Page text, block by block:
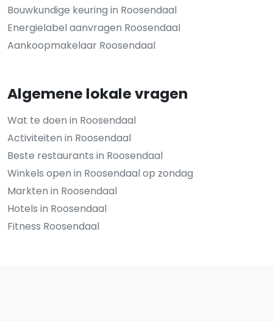
Bouwkundige keuring in Roosendaal
Energielabel aanvragen Roosendaal
Aankoopmakelaar Roosendaal
Algemene lokale vragen
Wat te doen in Roosendaal
Activiteiten in Roosendaal
Beste restaurants in Roosendaal
Winkels open in Roosendaal op zondag
Markten in Roosendaal
Hotels in Roosendaal
Fitness Roosendaal